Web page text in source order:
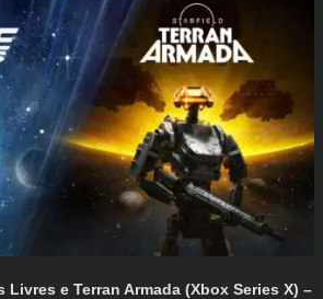
Livres e Terran Armada (Xbox Series X) –